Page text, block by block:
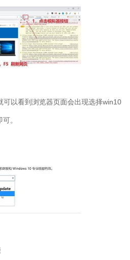
可以看到浏览器页面会出现选择win10
。